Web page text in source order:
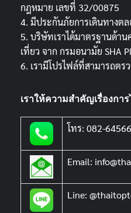
กฎหมาย เลขที่ 32/00875
4. มีประกันภัยการเดินทางต
5. บริษัทเราได้มาตรฐานด้า
เที่ยว จาก กรมอนามัย SHA
6. เรามีโปรไฟล์ที่สามารถตร
เราให้ความสำคัญเรื่องก
โทร: 082-
Email:
Line: